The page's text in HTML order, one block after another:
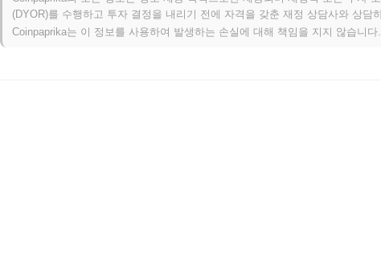
지난 7일 동안 BOSS FIGHTERS는0.00% 상승하여 0.54%의 상승을 기록한 전
모멘텀과 비교하여 $BFT의 가격 움직임에서 일시적인 지연을 나타냅니다.
(DYOR)를 수행하고 투자 결정을 내리기 전에 자격을 갖춘 재정 상담사와 상담
Coinpaprika는 이 정보를 사용하여 발생하는 손실에 대해 책임을 지지 않습니다.